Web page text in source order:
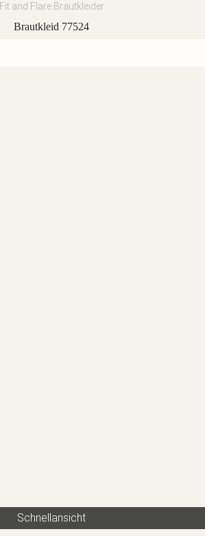
Fit and Flare Brautkleider
Brautkleid 77524
Schnellansicht